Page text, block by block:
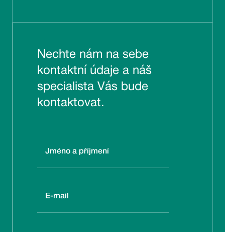
Nechte nám na sebe
kontaktní údaje a náš
specialista Vás bude
kontaktovat.